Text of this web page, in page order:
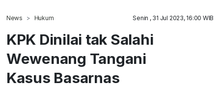
News Hukum Senin , 31 Jul 2023, 16:00 WIB
KPK Dinilai tak Salahi
Wewenang Tangani
Kasus Basarnas